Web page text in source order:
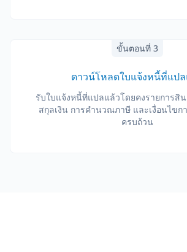
ขั้นตอนที่ 3
ดาวน์โหลดใบแจ้งหนี้ที่แป
รับใบแจ้งหนี้ที่แปลแล้วโดยคงรายการสิ
สกุลเงิน การคำนวณภาษี และเงื่อนไขก
ครบถ้วน